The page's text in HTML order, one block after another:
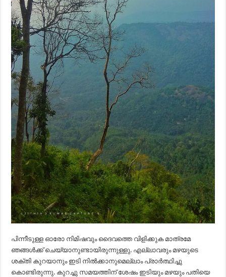
പിന്നീടുള്ള ഓരോ നിമിഷവും ദൈവത്തെ വിളിക്കുക മാത്രമേ
ഞങ്ങൾക്ക് ചെയ്യാനുണ്ടായിരുന്നുള്ളു. എല്ലാവരും മഴയുടെ
ശക്തി കുറയാനും ഇടി നിൽക്കാനുമെല്ലാം പ്രാർത്ഥിച്ചു
കൊണ്ടിരുന്നു. കുറച്ചു സമയത്തിന് ശേഷം ഇടിയും മഴയും പതിയെ